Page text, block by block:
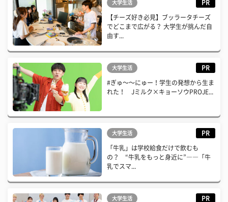
大学生活 PR
【チーズ好き必見】ブッラータチーズ
でどこまで広がる？ 大学生が挑んだ自
由す...
大学生活 PR
#ぎゅ〜〜にゅー！学生の発想から生ま
れた！ Jミルク×キョーソウPROJE...
大学生活 PR
「牛乳」は学校給食だけで飲むも
の？ “牛乳をもっと身近に”――「牛
乳でスマ...
大学生活 PR